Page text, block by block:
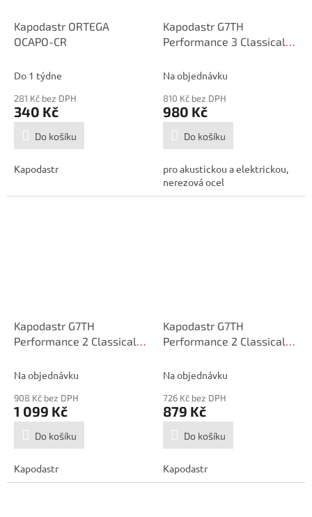
Kapodastr ORTEGA
OCAPO-CR
Do 1 týdne
281 Kč bez DPH
340 Kč
Do košíku
Kapodastr
Kapodastr G7TH
Performance 3 Classical
Na objednávku
810 Kč bez DPH
980 Kč
Do košíku
pro akustickou a elektrickou,
nerezová ocel
Kapodastr G7TH
Performance 2 Classical
Na objednávku
908 Kč bez DPH
1 099 Kč
Do košíku
Kapodastr
Kapodastr G7TH
Performance 2 Classical
Na objednávku
726 Kč bez DPH
879 Kč
Do košíku
Kapodastr